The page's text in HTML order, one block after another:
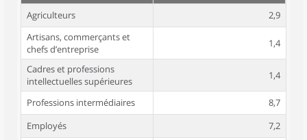
Agriculteurs
2,9
Artisans, commerçants et
chefs d’entreprise
1,4
Cadres et professions
intellectuelles supérieures
1,4
Professions intermédiaires
8,7
Employés
7,2